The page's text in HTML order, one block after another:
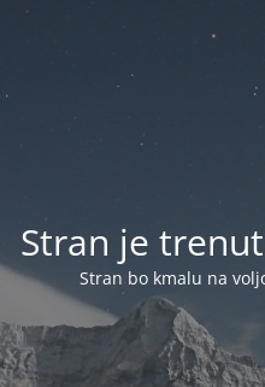
Stran je
Stran bo kmalu na